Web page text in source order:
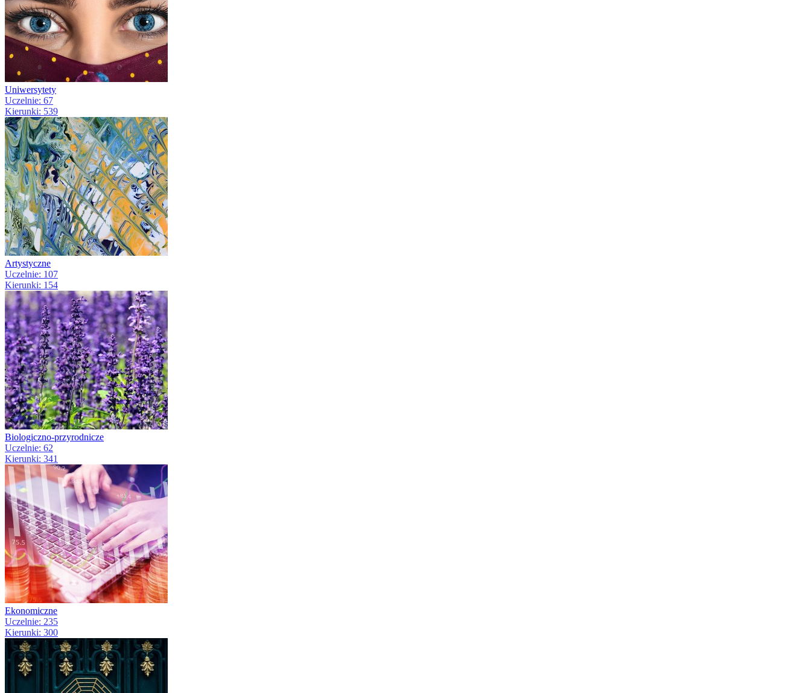
Uniwersytety
Uczelnie: 67
Kierunki: 539
Artystyczne
Uczelnie: 107
Kierunki: 154
Biologiczno-przyrodnicze
Uczelnie: 62
Kierunki: 341
Ekonomiczne
Uczelnie: 235
Kierunki: 300